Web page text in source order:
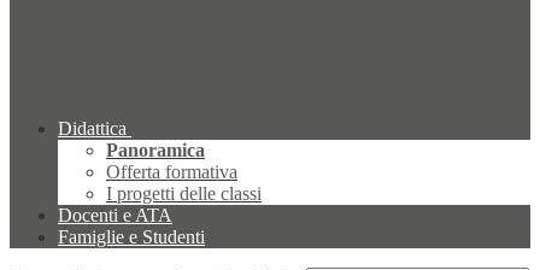
Didattica
Panoramica
Offerta formativa
I progetti delle classi
Docenti e ATA
Famiglie e Studenti